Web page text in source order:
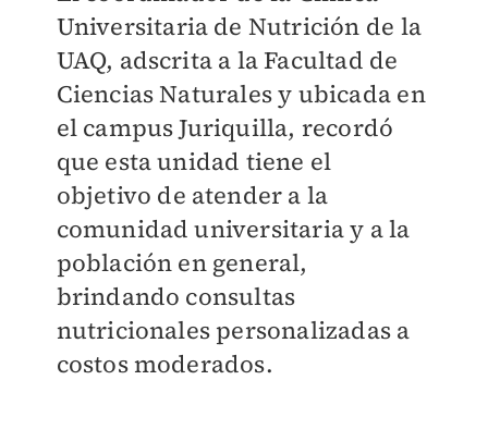
Universitaria de Nutrición de la
UAQ, adscrita a la Facultad de
Ciencias Naturales y ubicada en
el campus Juriquilla, recordó
que esta unidad tiene el
objetivo de atender a la
comunidad universitaria y a la
población en general,
brindando consultas
nutricionales personalizadas a
costos moderados.